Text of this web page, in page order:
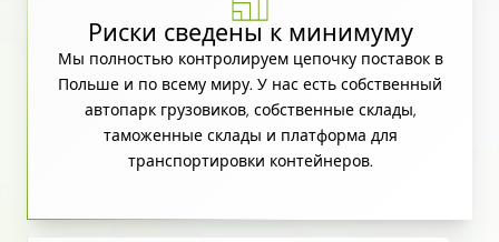
Риски сведены к минимуму
Мы полностью контролируем цепочку поставок в
Польше и по всему миру. У нас есть собственный
автопарк грузовиков, собственные склады,
таможенные склады и платформа для
транспортировки контейнеров.